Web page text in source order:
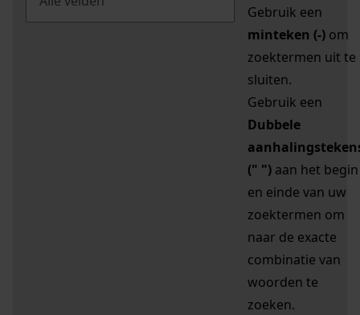
Gebruik een
minteken (-) om
zoektermen uit te
sluiten.
Gebruik een
Dubbele
(" ") aan het begin
en einde van uw
zoektermen om
naar de exacte
combinatie van
woorden te
zoeken.